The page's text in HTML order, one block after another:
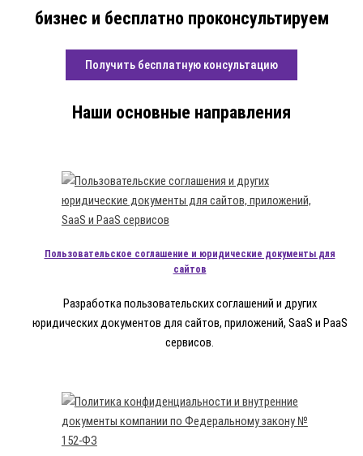
бизнес и бесплатно проконсультируем
Получить бесплатную консультацию
Наши основные направления
Пользовательское соглашение и юридические документы для
сайтов
Разработка пользовательских соглашений и других
юридических документов для сайтов, приложений, SaaS и PaaS
сервисов.